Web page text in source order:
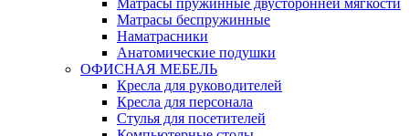
Матрасы пружинные двусторонней мягкости
Матрасы беспружинные
Наматрасники
Анатомические подушки
ОФИСНАЯ МЕБЕЛЬ
Кресла для руководителей
Кресла для персонала
Стулья для посетителей